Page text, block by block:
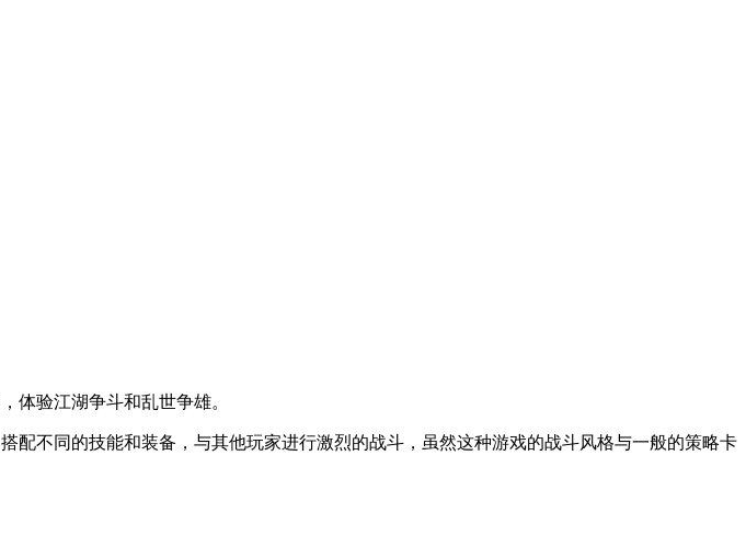
体验江湖争斗和乱世争雄。
不同的技能和装备，与其他玩家进行激烈的战斗，虽然这种游戏的战斗风格与一般的策略卡